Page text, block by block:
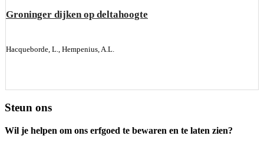
Groninger dijken op deltahoogte
Hacqueborde, L., Hempenius, A.L.
Footer
Steun ons
Wil je helpen om ons erfgoed te bewaren en te laten zien?